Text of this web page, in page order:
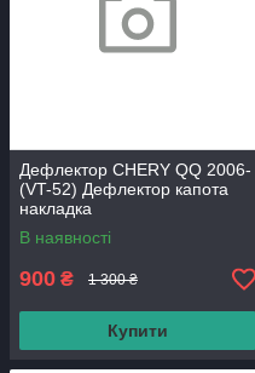
Дефлектор CHERY QQ 2006-
(VT-52) Дефлектор капота
накладка
В наявності
900 ₴ 1 300 ₴
Купити